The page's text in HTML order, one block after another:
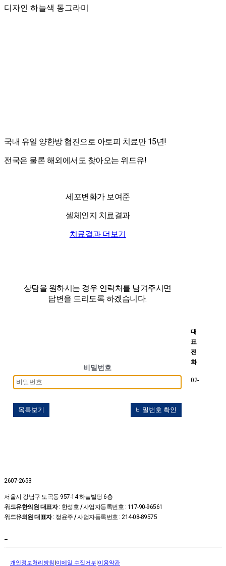
디자인 하늘색 동그라미
국내 유일 양한방 협진으로 아토피 치료만 15년!
전국은 물론 해외에서도 찾아오는 위드유!
세포변화가 보여준
셀체인지 치료결과
치료결과 더보기
상담을 원하시는 경우 연락처를 남겨주시면
답변을 드리도록 하겠습니다.
비밀번호
목록보기 비밀번호 확인
대
표
전
화
02-
2607-2653
서울시 강남구 도곡동 957-14 하늘빌딩 6층
위드유한의원 대표자: 한성호 /사업자등록번호 : 117-90-96561
위드유의원 대표자: 정윤주 /사업자등록번호 : 214-08-89575
–
개인정보처리방침|이메일 수집거부|이용약관
온라인
예약
상담신